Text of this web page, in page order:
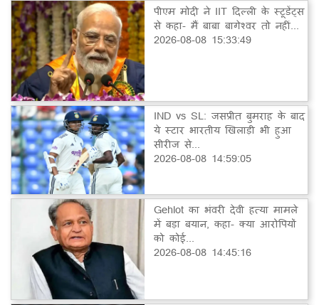
पीएम मोदी ने IIT दिल्ली के स्टूडेंट्स
से कहा- मैं बाबा बागेश्वर तो नहीं...
2026-08-08 15:33:49
IND vs SL: जसप्रीत बुमराह के बाद
ये स्टार भारतीय खिलाड़ी भी हुआ
सीरीज से...
2026-08-08 14:59:05
Gehlot का भंवरी देवी हत्या मामले
में बड़ा बयान, कहा- क्या आरोपियों
को कोई...
2026-08-08 14:45:16